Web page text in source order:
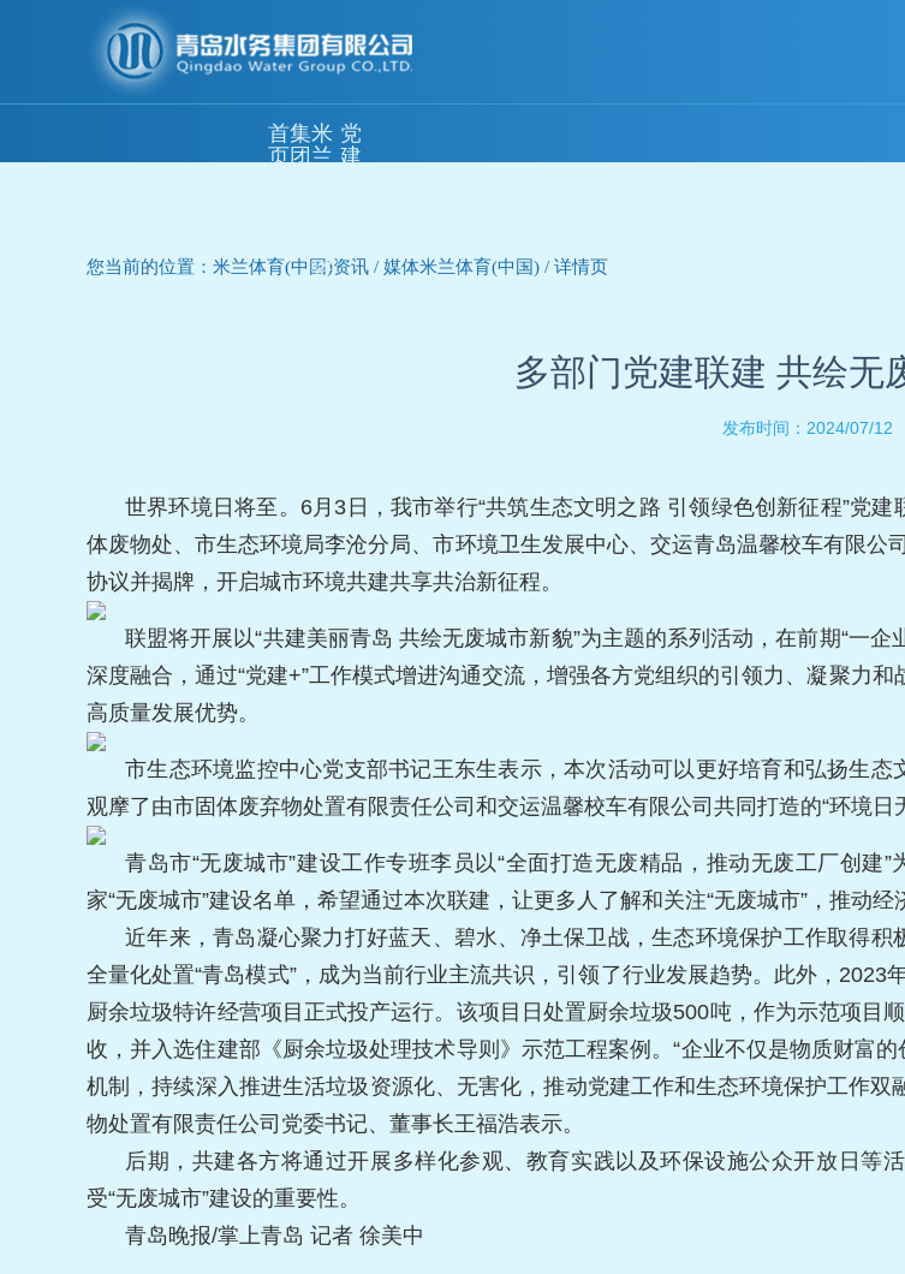
首
页
集
团
米
兰
资
党
建
您当前的位置：米兰体育(中国)资讯 / 媒体米兰体育(中国) / 详情页
多部门党建联建 共绘无
发布时间： 2024/07/12
世界环境日将至。6月3日，我市举行“共筑生态文明之路 引领绿色创新征程”党
体废物处、市生态环境局李沧分局、市环境卫生发展中心、交运青岛温馨校车有限
协议并揭牌，开启城市环境共建共享共治新征程。
联盟将开展以“共建美丽青岛 共绘无废城市新貌”为主题的系列活动，在前期“一
深度融合，通过“党建+”工作模式增进沟通交流，增强各方党组织的引领力、凝聚力
高质量发展优势。
市生态环境监控中心党支部书记王东生表示，本次活动可以更好培育和弘扬生
观摩了由市固体废弃物处置有限责任公司和交运温馨校车有限公司共同打造的“环境日
青岛市“无废城市”建设工作专班李员以“全面打造无废精品，推动无废工厂创
家“无废城市”建设名单，希望通过本次联建，让更多人了解和关注“无废城市”，推动经
近年来，青岛凝心聚力打好蓝天、碧水、净土保卫战，生态环境保护工作取得
全量化处置“青岛模式”，成为当前行业主流共识，引领了行业发展趋势。此外，
厨余垃圾特许经营项目正式投产运行。该项目日处置厨余垃圾500吨，作为示范项目
收，并入选住建部《厨余垃圾处理技术导则》示范工程案例。“企业不仅是物质财富
机制，持续深入推进生活垃圾资源化、无害化，推动党建工作和生态环境保护工作双
物处置有限责任公司党委书记、董事长王福浩表示。
后期，共建各方将通过开展多样化参观、教育实践以及环保设施公众开放日等
受“无废城市”建设的重要性。
青岛晚报/掌上青岛 记者 徐美中